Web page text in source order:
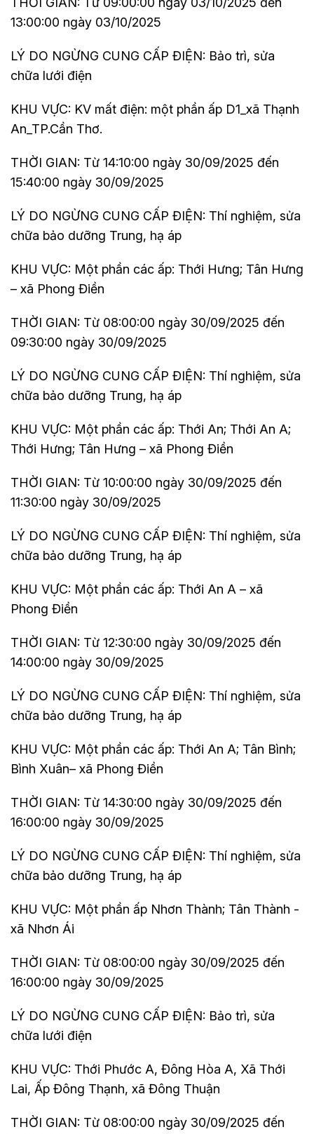
13:00:00 ngày 03/10/2025
LÝ DO NGỪNG CUNG CẤP ĐIỆN: Bảo trì, sửa
chữa lưới điện
KHU VỰC: KV mất điện: một phần ấp D1_xã Thạnh
An_TP.Cần Thơ.
THỜI GIAN: Từ 14:10:00 ngày 30/09/2025 đến
15:40:00 ngày 30/09/2025
LÝ DO NGỪNG CUNG CẤP ĐIỆN: Thí nghiệm, sửa
chữa bảo dưỡng Trung, hạ áp
KHU VỰC: Một phần các ấp: Thới Hưng; Tân Hưng
– xã Phong Điền
THỜI GIAN: Từ 08:00:00 ngày 30/09/2025 đến
09:30:00 ngày 30/09/2025
LÝ DO NGỪNG CUNG CẤP ĐIỆN: Thí nghiệm, sửa
chữa bảo dưỡng Trung, hạ áp
KHU VỰC: Một phần các ấp: Thới An; Thới An A;
Thới Hưng; Tân Hưng – xã Phong Điền
THỜI GIAN: Từ 10:00:00 ngày 30/09/2025 đến
11:30:00 ngày 30/09/2025
LÝ DO NGỪNG CUNG CẤP ĐIỆN: Thí nghiệm, sửa
chữa bảo dưỡng Trung, hạ áp
KHU VỰC: Một phần các ấp: Thới An A – xã
Phong Điền
THỜI GIAN: Từ 12:30:00 ngày 30/09/2025 đến
14:00:00 ngày 30/09/2025
LÝ DO NGỪNG CUNG CẤP ĐIỆN: Thí nghiệm, sửa
chữa bảo dưỡng Trung, hạ áp
KHU VỰC: Một phần các ấp: Thới An A; Tân Bình;
Bình Xuân– xã Phong Điền
THỜI GIAN: Từ 14:30:00 ngày 30/09/2025 đến
16:00:00 ngày 30/09/2025
LÝ DO NGỪNG CUNG CẤP ĐIỆN: Thí nghiệm, sửa
chữa bảo dưỡng Trung, hạ áp
KHU VỰC: Một phần ấp Nhơn Thành; Tân Thành -
xã Nhơn Ái
THỜI GIAN: Từ 08:00:00 ngày 30/09/2025 đến
16:00:00 ngày 30/09/2025
LÝ DO NGỪNG CUNG CẤP ĐIỆN: Bảo trì, sửa
chữa lưới điện
KHU VỰC: Thới Phước A, Đông Hòa A, Xã Thới
Lai, Ấp Đông Thạnh, xã Đông Thuận
THỜI GIAN: Từ 08:00:00 ngày 30/09/2025 đến